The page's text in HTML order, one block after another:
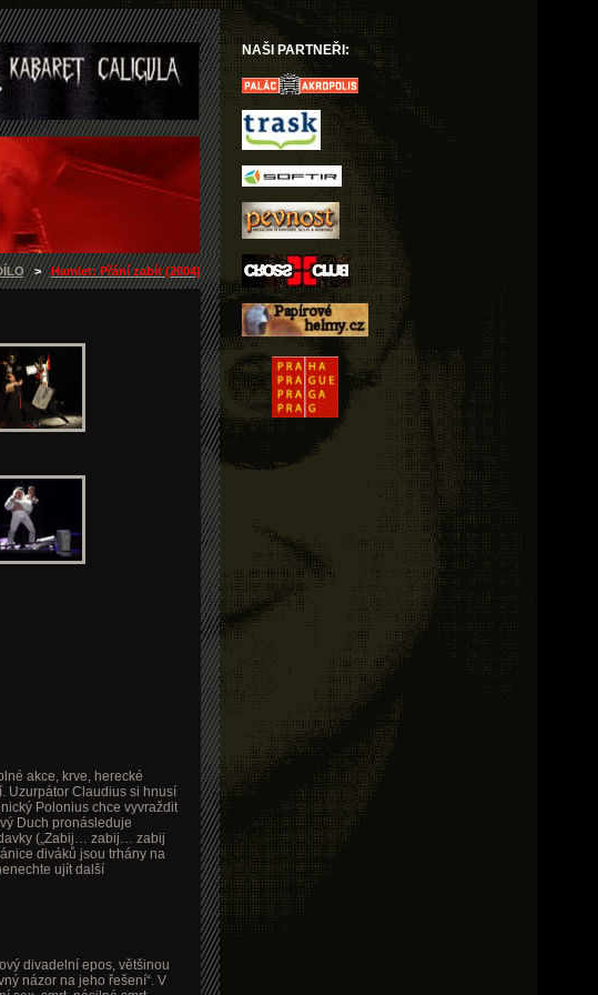
NAŠI PARTNEŘI:
>Hamlet: Přání zabít (2004)
akce, krve, herecké
Uzurpátor Claudius si hnusí
Polonius chce vyvraždit
Duch pronásleduje
(„Zabij… zabij… zabij
diváků jsou trhány na
ujít další
divadelní epos, většinou
názor na jeho řešení“. V